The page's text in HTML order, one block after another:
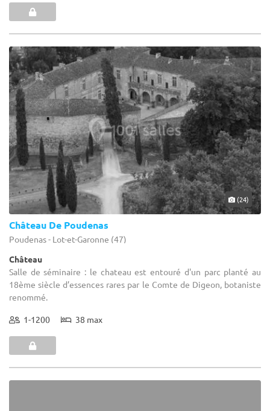
(24)
Château De Poudenas
Poudenas - Lot-et-Garonne (47)
Château
Salle de séminaire : le chateau est entouré d'un parc planté au
18ème siècle d’essences rares par le Comte de Digeon, botaniste
renommé.
1-1200 38 max